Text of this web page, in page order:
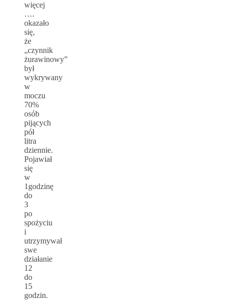
więcej
….
okazało
się,
że
„czynnik
żurawinowy”
był
wykrywany
w
moczu
70%
osób
pijących
pół
litra
dziennie.
Pojawiał
się
w
1godzinę
do
3
po
spożyciu
i
utrzymywał
swe
działanie
12
do
15
godzin.